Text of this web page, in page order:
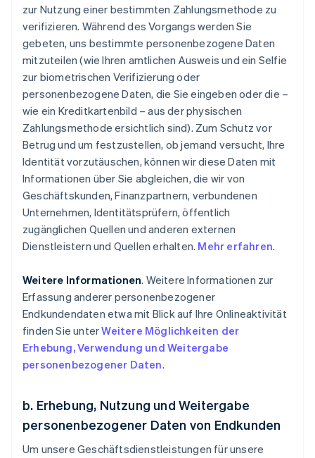
zur Nutzung einer bestimmten Zahlungsmethode zu
verifizieren. Während des Vorgangs werden Sie
gebeten, uns bestimmte personenbezogene Daten
mitzuteilen (wie Ihren amtlichen Ausweis und ein Selfie
zur biometrischen Verifizierung oder
personenbezogene Daten, die Sie eingeben oder die –
wie ein Kreditkartenbild – aus der physischen
Zahlungsmethode ersichtlich sind). Zum Schutz vor
Betrug und um festzustellen, ob jemand versucht, Ihre
Identität vorzutäuschen, können wir diese Daten mit
Informationen über Sie abgleichen, die wir von
Geschäftskunden, Finanzpartnern, verbundenen
Unternehmen, Identitätsprüfern, öffentlich
zugänglichen Quellen und anderen externen
Dienstleistern und Quellen erhalten. Mehr erfahren.
Weitere Informationen. Weitere Informationen zur
Erfassung anderer personenbezogener
Endkundendaten etwa mit Blick auf Ihre Onlineaktivität
finden Sie unterWeitere Möglichkeiten der
Erhebung, Verwendung und Weitergabe
personenbezogener Daten.
b. Erhebung, Nutzung und Weitergabe
personenbezogener Daten von Endkunden
Um unsere Geschäftsdienstleistungen für unsere